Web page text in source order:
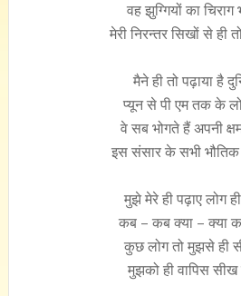
वह झुग्गियों का
मेरी निरन्तर सिखों से ही
मैने ही तो पढ़ाया है
प्यून से पी एम तक के
वे सब भोगते हैं अपनी
इस संसार के सभी भौतिक
मुझे मेरे ही पढ़ाए लोग
कब – कब क्या – क्या
कुछ लोग तो मुझसे ही
मुझको ही वापिस